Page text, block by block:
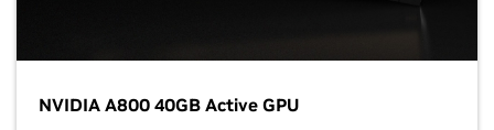
NVIDIA A800 40GB Active GPU